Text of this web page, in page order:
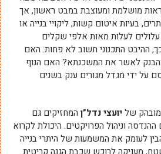
מושלמת ומעוצבת במבט ראשון, אך
בעיות איטום קשות, ליקויי בנייה או
עלולים לעלות מאות אלפי שקלים
ההיבט התכנוני חשוב לא פחות: האם
מהבנק לאשר את המשכנתא? האם הנוף
על ידי מגדל מגורים ענק בשנים
שליועצי נדל”ן המחזיקים גם
וניהול הפרויקטים. היכולת לקרוא
לעומק את המשמעות של היתרי בנייה